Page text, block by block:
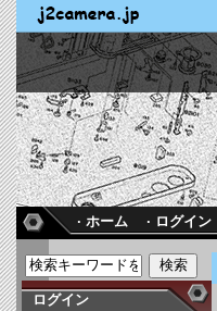
· ホーム · ログイン
ログイン